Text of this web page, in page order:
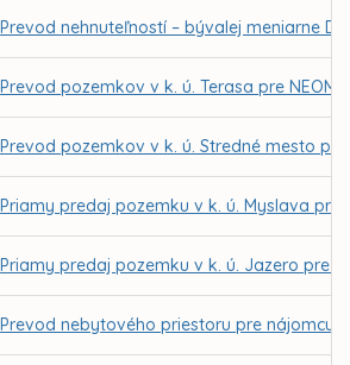
Prevod nehnuteľností – bývalej meniarne
Prevod pozemkov v k. ú. Terasa pre
Prevod pozemkov v k. ú. Stredné mesto
Priamy predaj pozemku v k. ú. Myslava
Priamy predaj pozemku v k. ú. Jazero pre
Prevod nebytového priestoru pre nájomcu